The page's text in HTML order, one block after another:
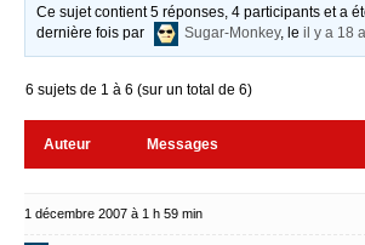
Ce sujet contient 5 réponses, 4 participants et a
dernière fois par
Sugar-Monkey, leil y a 18
6 sujets de 1 à 6 (sur un total de 6)
Auteur Messages
1 décembre 2007 à 1 h 59 min